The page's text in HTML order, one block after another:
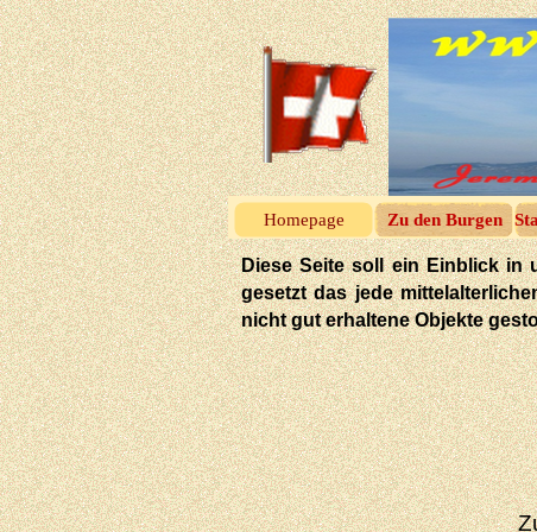
Homepage Zu den Burgen
Diese Seite soll ein Einblick in
gesetzt das jede
nicht gut erhaltene Objekte